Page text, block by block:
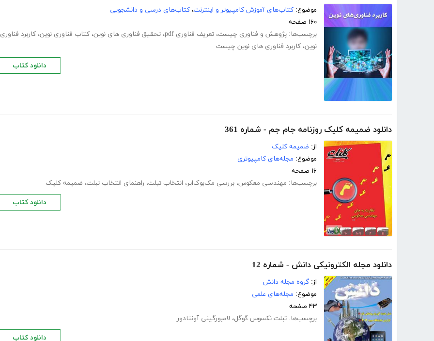
موضوع: کتاب‌های آموزش کامپیوتر و اینترنت، کتاب‌های درسی و دانشجویی
۱۶۰ صفحه
برچسب‌ها: پژوهش و فناوری چیست، تعریف فناوری pdf ، تحقیق فناوری های نوین، کتاب فناوری نوین، کاربرد فناوری
نوین، کاربرد فناوری های نوین چیست
دانلود کتاب
دانلود ضمیمه کلیک روزنامه جام جم - شماره 361
از: ضمیمه کلیک
موضوع: مجله‌های کامپیوتری
۱۶ صفحه
برچسب‌ها: مهندسی معکوس، بررسی مک‌بوک‌ایر، انتخاب تبلت، راهنمای انتخاب تبلت، ضمیمه کلیک
دانلود کتاب
دانلود مجله الکترونیکی دانش - شماره 12
از: گروه مجله دانش
موضوع: مجله‌های علمی
۴۳ صفحه
برچسب‌ها: تبلت نکسوس گوگل، لامبورگینی آونتادور
دانلود کتاب